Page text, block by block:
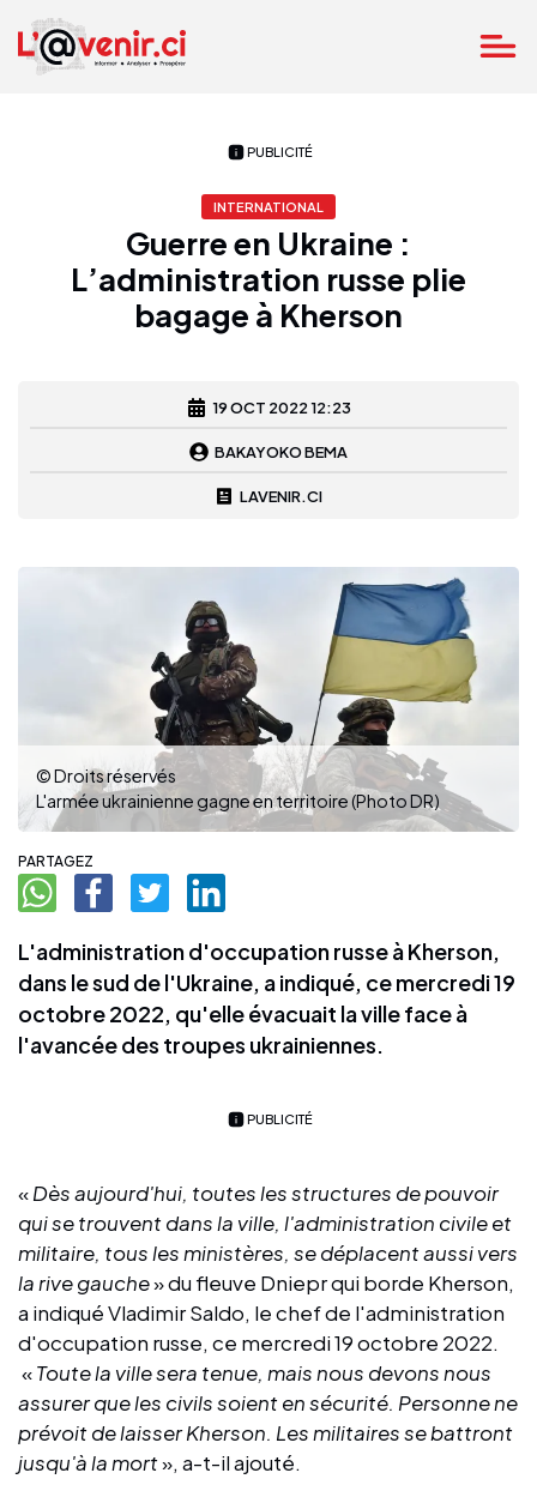
PUBLICITÉ
INTERNATIONAL
Guerre en Ukraine :
L’administration russe plie
bagage à Kherson
19 OCT 2022 12:23
BAKAYOKO BEMA
LAVENIR.CI
© Droits réservés
L'armée ukrainienne gagne en territoire (Photo DR)
PARTAGEZ
L'administration d'occupation russe à Kherson,
dans le sud de l'Ukraine, a indiqué, ce mercredi 19
octobre 2022, qu'elle évacuait la ville face à
l'avancée des troupes ukrainiennes.
PUBLICITÉ
«Dès aujourd'hui, toutes les structures de pouvoir
qui se trouvent dans la ville, l'administration civile et
militaire, tous les ministères, se déplacent aussi vers
la rive gauche» du fleuve Dniepr qui borde Kherson,
a indiqué Vladimir Saldo, le chef de l'administration
d'occupation russe, ce mercredi 19 octobre 2022.
«Toute la ville sera tenue, mais nous devons nous
assurer que les civils soient en sécurité. Personne ne
prévoit de laisser Kherson. Les militaires se battront
jusqu'à la mort», a-t-il ajouté.